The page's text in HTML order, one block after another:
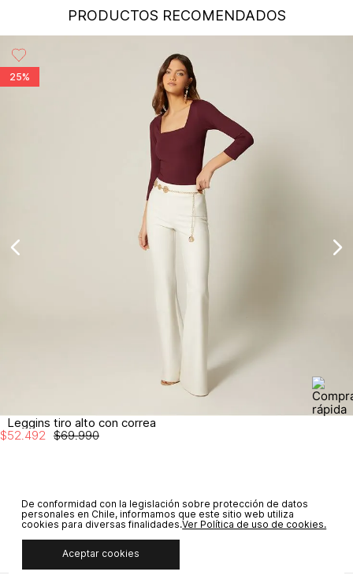
Condiciones de Cambio:Todos los cambios se realizarán
por el valor efectivamente pagado por el producto, el cual
podrá ser aplicado a una nueva compra. Para ello es
indispensable presentar la factura de venta o ticket de
cambio.
Excepciones:
Para las líneas de ropa interior, tapabocas,
trajes de baño, accesorios y/o productos comprados en
tiendas outlet o en otro país no se aceptan cambios.
PRODUCTOS RECOMENDADOS
25%
Leggins tiro alto con correa
$69.990
$52.492
SUSCRÍBETE A NUESTRO NEWSLETTER
De conformidad con la legislación sobre protección de datos
personales en Chile, informamos que este sitio web utiliza
cookies para diversas finalidades.Ver Política de uso de cookies.
Aceptar cookies